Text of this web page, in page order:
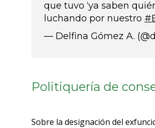
que tuvo ‘ya saben
luchando por nuestro
— Delfina Gómez A.
Politiquería de
Sobre la designación del